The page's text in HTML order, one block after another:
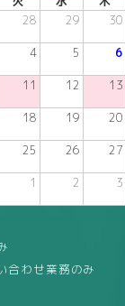
28 29 30
4 5 6
11 12 13
18 19 20
25 26 27
1 2 3
合わせ業務のみ